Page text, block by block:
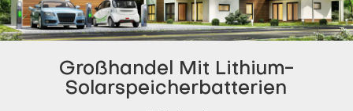
Großhandel Mit Lithium-
Solarspeicherbatterien